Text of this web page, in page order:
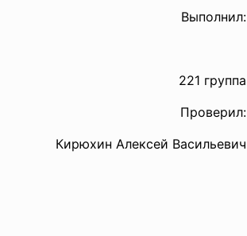
Выполнил:
221 группа
Проверил:
Кирюхин Алексей Васильевич